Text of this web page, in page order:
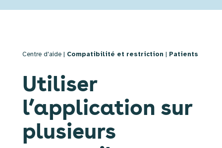
Centre d'aide | Compatibilité et restriction | Patients
Utiliser
l’application sur
plusieurs